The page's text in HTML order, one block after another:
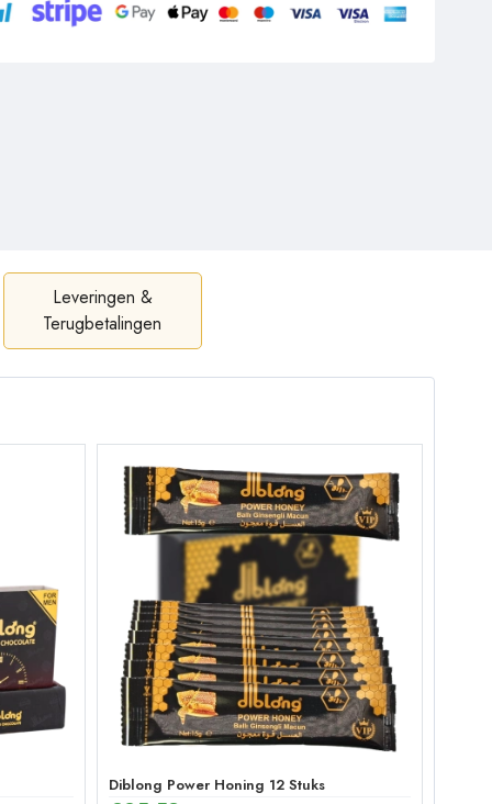
Leveringen &
Terugbetalingen
Diblong Power Honing 12 Stuks